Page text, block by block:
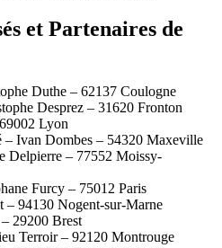
et Partenaires de
Duthe – 62137 Coulogne
Desprez – 31620 Fronton
Lyon
– Ivan Dombes – 54320 Maxeville
Delpierre – 77552 Moissy-
Furcy – 75012 Paris
– 94130 Nogent-sur-Marne
29200 Brest
Terroir – 92120 Montrouge